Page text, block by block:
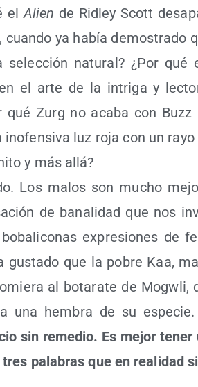
elAlien de Rid­ley Scott
cuan­do ya había demos­tra­do
selec­ción natu­ral? ¿Por qué
el arte de la intri­ga y
qué Zurg no aca­ba con
ino­fen­si­va luz roja con un
y más allá?
Los malos son mucho
de bana­li­dad que nos
expre­sio­nes de
gus­ta­do que la pobre Kaa,
al bota­ra­te de
una hem­bra de su espe­cie.
sin reme­dio. Es mejor
tres pala­bras que en reali­dad